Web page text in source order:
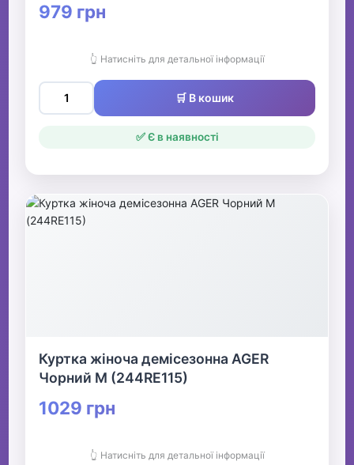
979 грн
👆 Натисніть для детальної інформації
🛒 В кошик
✅ Є в наявності
Куртка жіноча демісезонна AGER
Чорний M (244RE115)
1029 грн
👆 Натисніть для детальної інформації